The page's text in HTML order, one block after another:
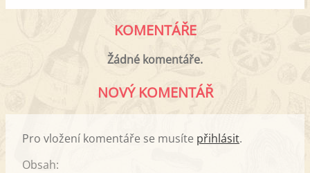
KOMENTÁŘE
Žádné komentáře.
NOVÝ KOMENTÁŘ
Pro vložení komentáře se musíte přihlásit.
Obsah: